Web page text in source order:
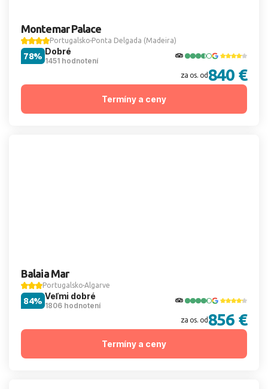
Montemar Palace
Portugalsko Ponta Delgada (Madeira)
Dobré
1451 hodnotení
78%
za os. od 840 €
Termíny a ceny
Balaia Mar
Portugalsko Algarve
Veľmi dobré
1806 hodnotení
84%
za os. od 856 €
Termíny a ceny